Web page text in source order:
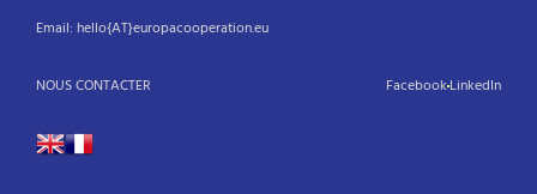
Email: hello{AT}europacooperation.eu
NOUS CONTACTER FacebookLinkedIn